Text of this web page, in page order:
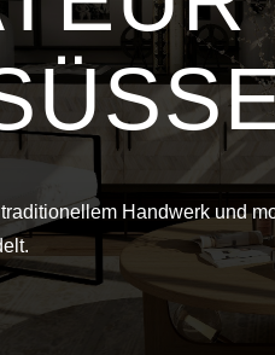
Handwerk und